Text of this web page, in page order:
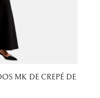
MK DE CREPÉ DE